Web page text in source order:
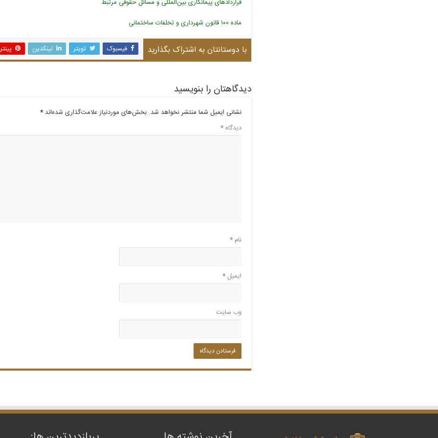
قراردادهای پیمانکاری بین‌المللی و مسائل حقوقی مرتبط
ماده ۱۰۰ قانون شهرداری و تخلفات ساختمانی
با دوستانتان به اشتراک بگذارید فیسبوک تویتر لینکدین
دیدگاهتان را بنویسید
نشانی ایمیل شما منتشر نخواهد شد. بخش‌های موردنیاز علامت‌گذاری شده‌اند*
دیدگاه*
نام*
ایمیل*
وب‌ سایت